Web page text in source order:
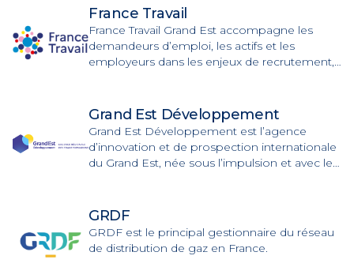
développement des PME.
France Travail
France Travail Grand Est accompagne les
demandeurs d’emploi, les actifs et les
employeurs dans les enjeux de recrutement,
Grand Est Développement
Grand Est Développement est l’agence
d’innovation et de prospection internationale
du Grand Est, née sous l’impulsion et avec le
Grand Est.
GRDF
GRDF est le principal gestionnaire du réseau
de distribution de gaz en France.